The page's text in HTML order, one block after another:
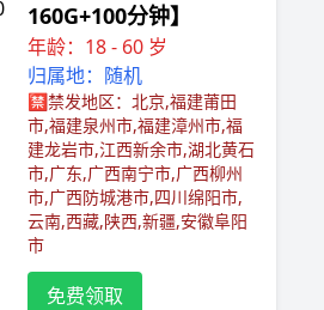
160G+100分钟】
年龄：18 - 60 岁
归属地：随机
🈲️禁发地区：北京,福建莆田
市,福建泉州市,福建漳州市,福
建龙岩市,江西新余市,湖北黄石
市,广东,广西南宁市,广西柳州
市,广西防城港市,四川绵阳市,
云南,西藏,陕西,新疆,安徽阜阳
市
免费领取